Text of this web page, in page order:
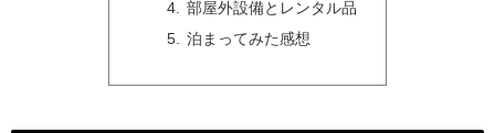
部屋外設備とレンタル品
泊まってみた感想